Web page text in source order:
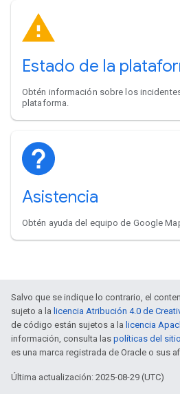
Estado de la
Obtén información sobre los
plataforma.
Asistencia
Obtén ayuda del equipo de Google
Salvo que se indique lo contrario, el
sujeto a la licencia Atribución 4.0 de
de código están sujetos a la licencia
información, consulta las políticas del
es una marca registrada de Oracle o sus
Última actualización: 2025-08-29 (UTC)